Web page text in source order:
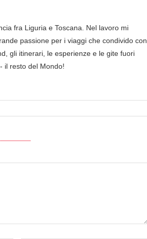
fra Liguria e Toscana. Nel lavoro mi
passione per i viaggi che condivido con
gli itinerari, le esperienze e le gite fuori
il resto del Mondo!